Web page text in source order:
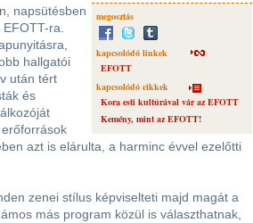
megosztás
kapcsolódó linkek
EFOTT
kapcsolódó cikkek
Kora esti kultúrával vár az EFOTT
Kemény, mint az EFOTT!
napsütésben
ra.
hallgatói
után tért
és
azt is elárulta, a harminc évvel ezelőtti
zenei stílus képviselteti majd magát a
más program közül is választhatnak,